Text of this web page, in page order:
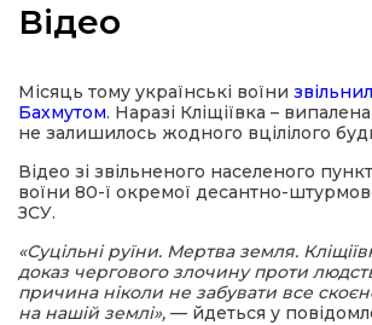
політика
Відео
Місяць тому українські воїни
Бахмутом. Наразі Кліщіївка –
не залишилось жодного вцілілого
Відео зі звільненого населеного
воїни 80-ї окремої десантно-
ЗСУ.
«Суцільні руїни. Мертва земля.
доказ чергового злочину проти
причина ніколи не забувати все
на нашій землі», — йдеться у